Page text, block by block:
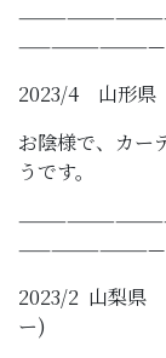
—————————
2023/4 山形県
お陰様で、カー
うです。
—————————
2023/2 山梨県
ー)